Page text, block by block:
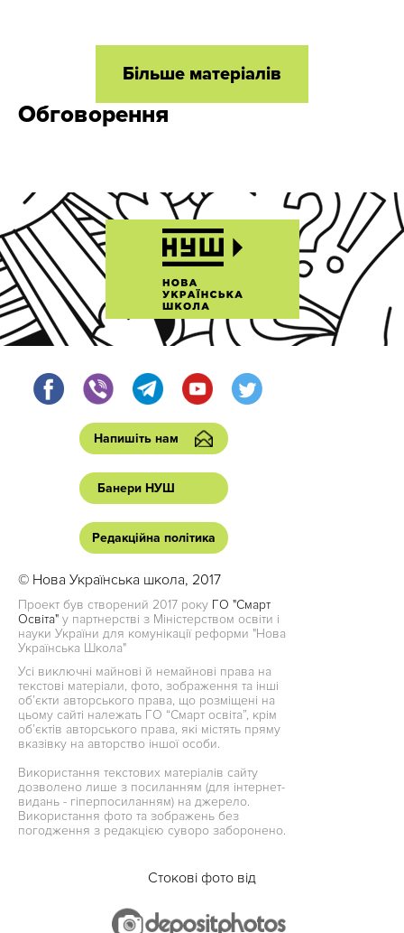
Більше матеріалів
Обговорення
Напишіть нам
Банери НУШ
Редакційна політика
© Нова Українська школа, 2017
Проект був створений 2017 року ГО "Смарт
Освіта" у партнерстві з Міністерством освіти і
науки України для комунікації реформи "Нова
Українська Школа"
Усі виключні майнові й немайнові права на
текстові матеріали, фото, зображення та інші
об’єкти авторського права, що розміщені на
цьому сайті належать ГО “Смарт освіта”, крім
об’єктів авторського права, які містять пряму
вказівку на авторство іншої особи.
Використання текстових матеріалів сайту
дозволено лише з посиланням (для інтернет-
видань - гіперпосиланням) на джерело.
Використання фото та зображень без
погодження з редакцією суворо заборонено.
Стокові фото від